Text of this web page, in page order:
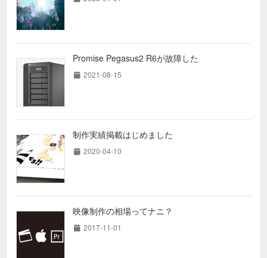
Promise Pegasus2 R6が故障した
2021-08-15
制作実績掲載はじめました
2020-04-10
映像制作の相場ってナニ？
2017-11-01